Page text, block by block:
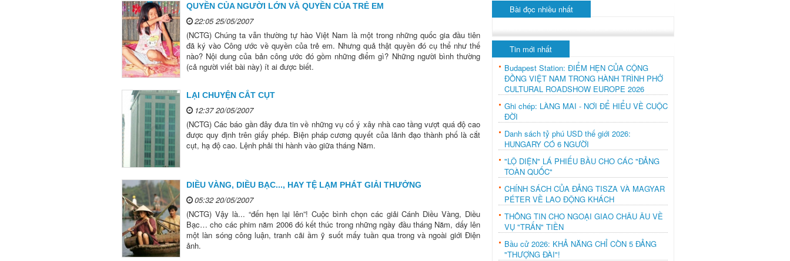
QUYỀN CỦA NGƯỜI LỚN VÀ QUYỀN CỦA TRẺ EM
22:05 25/05/2007
(NCTG) Chúng ta vẫn thường tự hào Việt Nam là một trong những quốc gia đầu tiên
đã ký vào Công ước về quyền của trẻ em. Nhưng quả thật quyền đó cụ thể như thế
nào? Nội dung của bản công ước đó gồm những điểm gì? Những người bình thường
(cả người viết bài này) ít ai được biết.
LẠI CHUYỆN CẮT CỤT
12:37 20/05/2007
(NCTG) Các báo gần đây đưa tin về những vụ cố ý xây nhà cao tầng vượt quá độ cao
được quy định trên giấy phép. Biện pháp cương quyết của lãnh đạo thành phố là cắt
cụt, hạ độ cao. Lệnh phải thi hành vào giữa tháng Năm.
DIỀU VÀNG, DIỀU BẠC..., HAY TỆ LẠM PHÁT GIẢI THƯỞNG
05:32 20/05/2007
(NCTG) Vậy là... “đến hẹn lại lên”! Cuộc bình chọn các giải Cánh Diều Vàng, Diều
Bạc… cho các phim năm 2006 đó kết thúc trong những ngày đầu tháng Năm, dấy lên
một làn sóng công luận, tranh cãi ầm ỹ suốt mấy tuần qua trong và ngoài giới Điện
ảnh.
Bài đọc nhiều nhất
Tin mới nhất
Budapest Station: ĐIỂM HẸN CỦA CỘNG
ĐỒNG VIỆT NAM TRONG HÀNH TRÌNH PHỞ
CULTURAL ROADSHOW EUROPE 2026
Ghi chép: LÀNG MAI - NƠI ĐỂ HIỂU VỀ CUỘC
ĐỜI
Danh sách tỷ phú USD thế giới 2026:
HUNGARY CÓ 6 NGƯỜI
"LỘ DIỆN" LÁ PHIẾU BẦU CHO CÁC "ĐẢNG
TOÀN QUỐC"
CHÍNH SÁCH CỦA ĐẢNG TISZA VÀ MAGYAR
PÉTER VỀ LAO ĐỘNG KHÁCH
THÔNG TIN CHO NGOẠI GIAO CHÂU ÂU VỀ
VỤ "TRẤN" TIỀN
Bầu cử 2026: KHẢ NĂNG CHỈ CÒN 5 ĐẢNG
"THƯỢNG ĐÀI"!